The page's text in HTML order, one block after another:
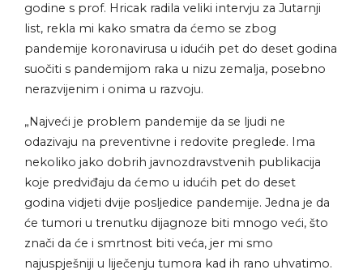
godine s prof. Hricak radila veliki intervju za Jutarnji
list, rekla mi kako smatra da ćemo se zbog
pandemije koronavirusa u idućih pet do deset godina
suočiti s pandemijom raka u nizu zemalja, posebno
nerazvijenim i onima u razvoju.
„Najveći je problem pandemije da se ljudi ne
odazivaju na preventivne i redovite preglede. Ima
nekoliko jako dobrih javnozdravstvenih publikacija
koje predviđaju da ćemo u idućih pet do deset
godina vidjeti dvije posljedice pandemije. Jedna je da
će tumori u trenutku dijagnoze biti mnogo veći, što
znači da će i smrtnost biti veća, jer mi smo
najuspješniji u liječenju tumora kad ih rano uhvatimo.